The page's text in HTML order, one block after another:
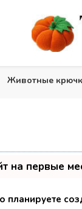
Животные
на первые
планируете